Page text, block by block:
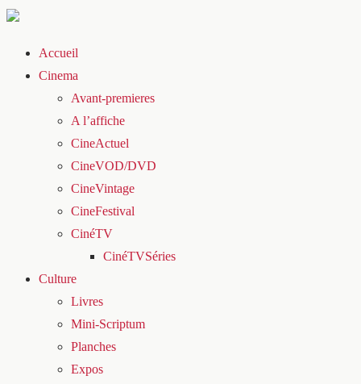
Accueil
Cinema
Avant-premieres
A l’affiche
CineActuel
CineVOD/DVD
CineVintage
CineFestival
CinéTV
CinéTVSéries
Culture
Livres
Mini-Scriptum
Planches
Expos